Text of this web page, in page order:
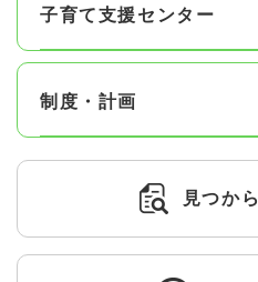
子育て支援センター
制度・計画
見つか